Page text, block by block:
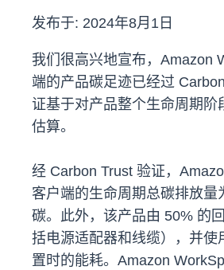
发布于: 2024年8月1日
我们很高兴地宣布，Amazon
端的产品碳足迹已经过
证基于对产品整个生命周期阶
估算。
经 Carbon Trust 验证，
客户端的生命周期总碳排放量
碳。此外，该产品由 50% 的
括电源适配器和线缆），并使
置时的能耗。Amazon